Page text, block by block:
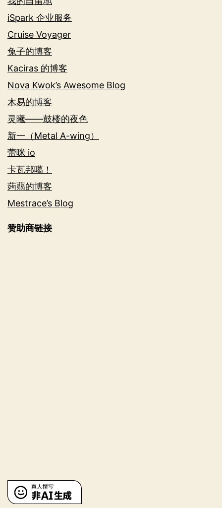
iSpark 企业服务
Cruise Voyager
兔子的博客
Kaciras 的博客
Nova Kwok’s Awesome Blog
木易的博客
灵曦——鼓楼的夜色
新一（Metal A-wing）
蕾咪 io
卡瓦邦噶！
蒟蒻的博客
Mestrace’s Blog
赞助商链接